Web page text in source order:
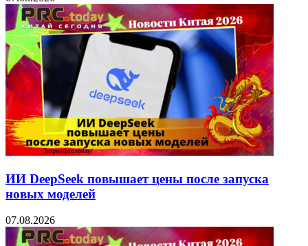
ИИ DeepSeek повышает цены после запуска
новых моделей
07.08.2026